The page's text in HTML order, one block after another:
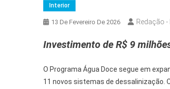
Interior
13 De Fevereiro De 2026 Redação
Investimento de R$ 9
O Programa Água Doce segue em
11 novos sistemas de dessalinização.